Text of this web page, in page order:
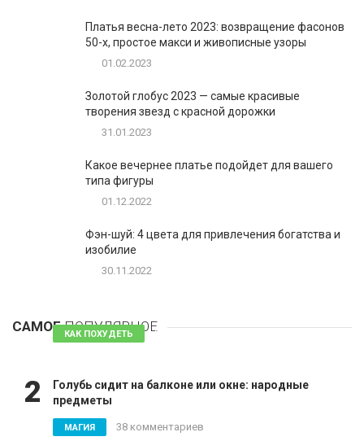
Платья весна-лето 2023: возвращение фасонов
50-х, простое макси и живописные узоры
01.02.2023
Золотой глобус 2023 — самые красивые
творения звезд с красной дорожки
31.01.2023
Какое вечернее платье подойдет для вашего
типа фигуры
01.12.2022
Фэн-шуй: 4 цвета для привлечения богатства и
изобилие
30.11.2022
САМОЕПОПУЛЯРНОЕ
КАК ПОХУДЕТЬ 81 комментарий
2
Голубь сидит на балконе или окне: народные
предметы
МАГИЯ 38 комментариев